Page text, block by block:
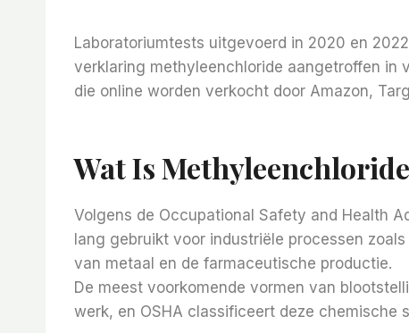
Laboratoriumtests uitgevoerd in 2020 en
verklaring methyleenchloride aangetroffen in
die online worden verkocht door Amazon,
Wat Is
Volgens de Occupational Safety and Health
lang gebruikt voor industriële processen
van metaal en de farmaceutische productie.
De meest voorkomende vormen van
werk, en OSHA classificeert deze